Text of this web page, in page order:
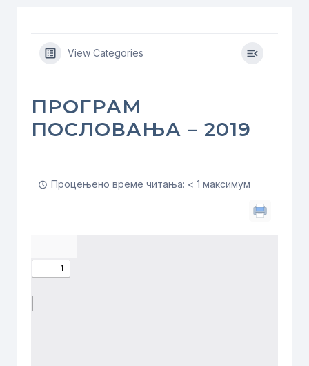
View Categories
ПРОГРАМ
ПОСЛОВАЊА – 2019
Процењено време читања: < 1 максимум